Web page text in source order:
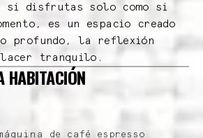
si disfrutas solo como si
es un espacio creado
profundo, la reflexión
tranquilo.
HABITACIÓN
de café espresso